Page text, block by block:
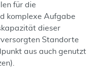
für die
komplexe Aufgabe
dieser
Standorte
aus auch genutzt